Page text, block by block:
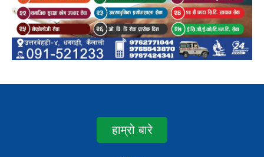
हाम्रो बारे